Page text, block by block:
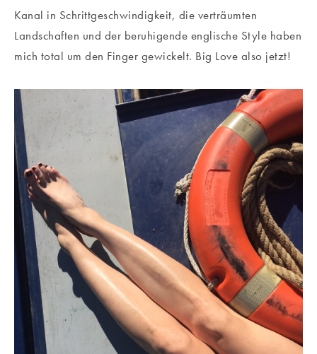
Kanal in Schrittgeschwindigkeit, die verträumten
Landschaften und der beruhigende englische Style haben
mich total um den Finger gewickelt. Big Love also jetzt!